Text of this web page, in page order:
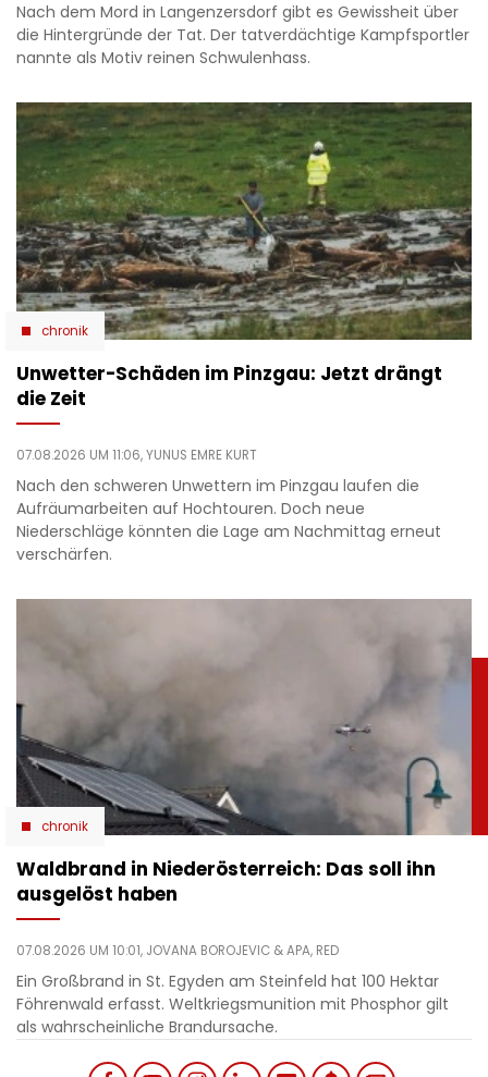
Nach dem Mord in Langenzersdorf gibt es Gewissheit über
die Hintergründe der Tat. Der tatverdächtige Kampfsportler
nannte als Motiv reinen Schwulenhass.
chronik
Unwetter-Schäden im Pinzgau: Jetzt drängt
die Zeit
07.08.2026 UM 11:06,YUNUS EMRE KURT
Nach den schweren Unwettern im Pinzgau laufen die
Aufräumarbeiten auf Hochtouren. Doch neue
Niederschläge könnten die Lage am Nachmittag erneut
verschärfen.
chronik
Waldbrand in Niederösterreich: Das soll ihn
ausgelöst haben
07.08.2026 UM 10:01, JOVANA BOROJEVIC & APA, RED
Ein Großbrand in St. Egyden am Steinfeld hat 100 Hektar
Föhrenwald erfasst. Weltkriegsmunition mit Phosphor gilt
als wahrscheinliche Brandursache.